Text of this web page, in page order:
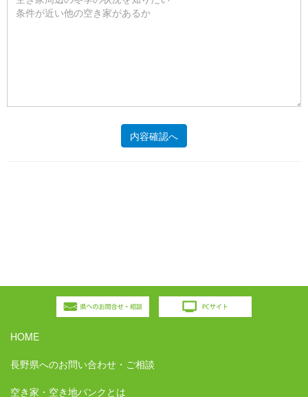
HOME
長野県へのお問い合わせ・ご相談
空き家・空き地バンクとは